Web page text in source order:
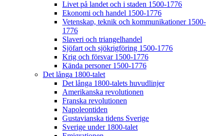
Livet på landet och i staden 1500-1776
Ekonomi och handel 1500-1776
Vetenskap, teknik och kommunikationer 1500-
1776
Slaveri och triangelhandel
Sjöfart och sjökrigföring 1500-1776
Krig och försvar 1500-1776
Kända personer 1500-1776
Det långa 1800-talet
Det långa 1800-talets huvudlinjer
Amerikanska revolutionen
Franska revolutionen
Napoleontiden
Gustavianska tidens Sverige
Sverige under 1800-talet